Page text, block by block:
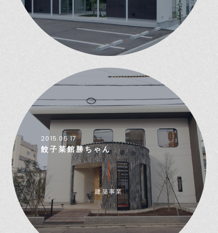
2015.05.17
餃子菜館勝ちゃん
建築事業